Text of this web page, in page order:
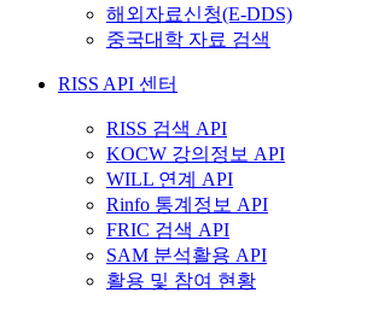
해외자료신청(E-DDS)
중국대학 자료 검색
RISS API 센터
RISS 검색 API
KOCW 강의정보 API
WILL 연계 API
Rinfo 통계정보 API
FRIC 검색 API
SAM 분석활용 API
활용 및 참여 현황